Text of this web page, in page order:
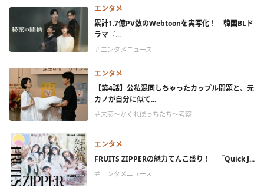
エンタメ
累計1.7億PV数のWebtoonを実写化！ 韓国BLド
ラマ『...
＃エンタメニュース
エンタメ
【第4話】公私混同しちゃったカップル問題と、元
カノが自分に似て...
＃未恋～かくれぼっちたち～考察
エンタメ
FRUITS ZIPPERの魅力てんこ盛り！ 『Quick J...
＃エンタメニュース